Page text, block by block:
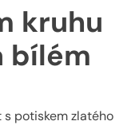
kruhu
bílém
potiskem zlatého